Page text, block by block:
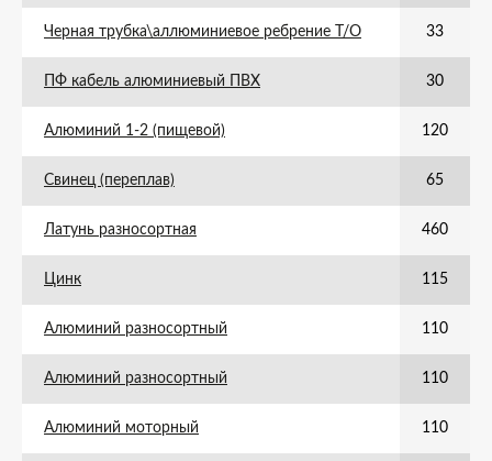
Черная трубка\аллюминиевое ребрение Т/О 33
ПФ кабель алюминиевый ПВХ 30
Алюминий 1-2 (пищевой) 120
Свинец (переплав) 65
Латунь разносортная 460
Цинк 115
Алюминий разносортный 110
Алюминий разносортный 110
Алюминий моторный 110